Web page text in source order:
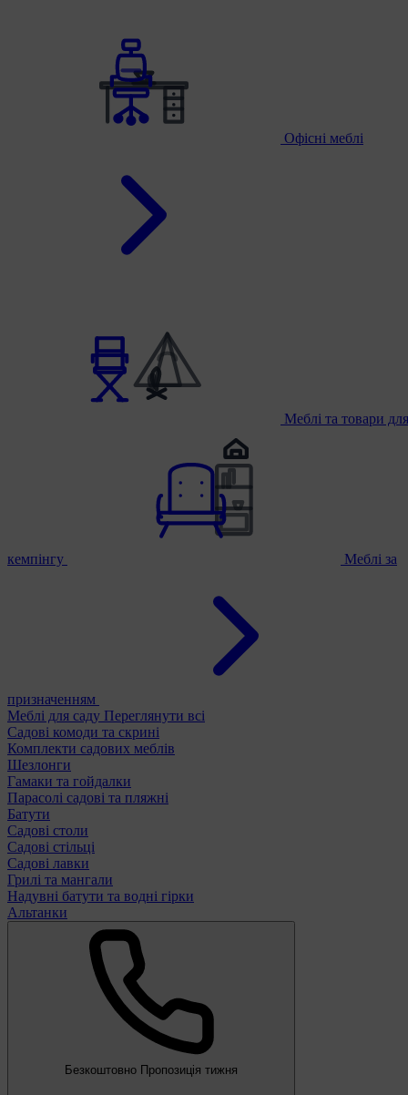
Офісні меблі
Меблі та товари для
кемпінгу Меблі за
призначенням
Меблі для саду Переглянути всі
Садові комоди та скрині
Комплекти садових меблів
Шезлонги
Гамаки та гойдалки
Парасолі садові та пляжні
Батути
Садові столи
Садові стільці
Садові лавки
Грилі та мангали
Надувні батути та водні гірки
Альтанки
Безкоштовно Пропозиція тижня